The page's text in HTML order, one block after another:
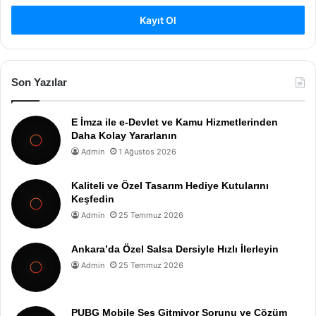
Kayıt Ol
Son Yazılar
E İmza ile e-Devlet ve Kamu Hizmetlerinden
Daha Kolay Yararlanın
Admin 1 Ağustos 2026
Kaliteli ve Özel Tasarım Hediye Kutularını
Keşfedin
Admin 25 Temmuz 2026
Ankara’da Özel Salsa Dersiyle Hızlı İlerleyin
Admin 25 Temmuz 2026
PUBG Mobile Ses Gitmiyor Sorunu ve Çözüm